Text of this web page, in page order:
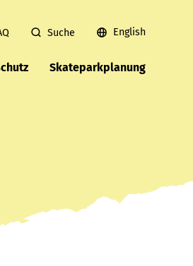
Skateparkplanung
Suche English